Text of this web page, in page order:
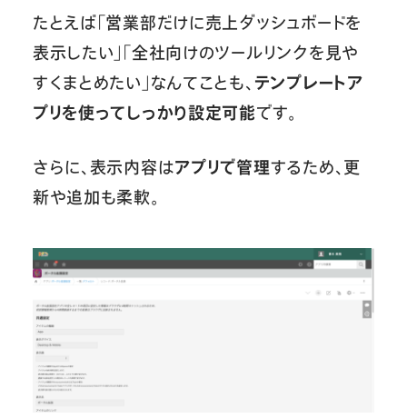
たとえば「営業部だけに売上ダッシュボードを
表示したい」「全社向けのツールリンクを見や
すくまとめたい」なんてことも、 テンプレートア
プリを使ってしっかり設定可能です。
さらに、表示内容はアプリで管理するため、更
新や追加も柔軟。